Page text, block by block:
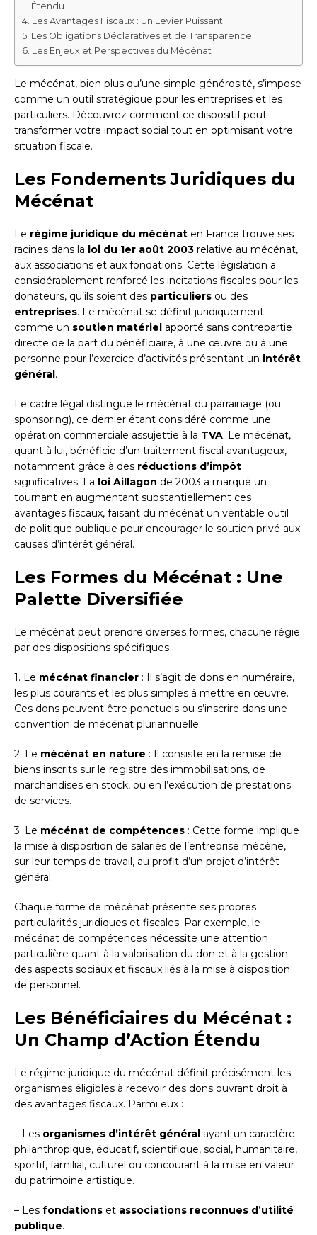
Étendu
Les Avantages Fiscaux : Un Levier Puissant
Les Obligations Déclaratives et de Transparence
Les Enjeux et Perspectives du Mécénat
Le mécénat, bien plus qu’une simple générosité, s’impose
comme un outil stratégique pour les entreprises et les
particuliers. Découvrez comment ce dispositif peut
transformer votre impact social tout en optimisant votre
situation fiscale.
Les Fondements Juridiques du
Mécénat
Le régime juridique du mécénat en France trouve ses
racines dans la loi du 1er août 2003 relative au mécénat,
aux associations et aux fondations. Cette législation a
considérablement renforcé les incitations fiscales pour les
donateurs, qu’ils soient des particuliers ou des
entreprises. Le mécénat se définit juridiquement
comme un soutien matériel apporté sans contrepartie
directe de la part du bénéficiaire, à une œuvre ou à une
personne pour l’exercice d’activités présentant un intérêt
général.
Le cadre légal distingue le mécénat du parrainage (ou
sponsoring), ce dernier étant considéré comme une
opération commerciale assujettie à la TVA. Le mécénat,
quant à lui, bénéficie d’un traitement fiscal avantageux,
notamment grâce à des réductions d’impôt
significatives. La loi Aillagon de 2003 a marqué un
tournant en augmentant substantiellement ces
avantages fiscaux, faisant du mécénat un véritable outil
de politique publique pour encourager le soutien privé aux
causes d’intérêt général.
Les Formes du Mécénat : Une
Palette Diversifiée
Le mécénat peut prendre diverses formes, chacune régie
par des dispositions spécifiques :
1. Le mécénat financier : Il s’agit de dons en numéraire,
les plus courants et les plus simples à mettre en œuvre.
Ces dons peuvent être ponctuels ou s’inscrire dans une
convention de mécénat pluriannuelle.
2. Le mécénat en nature : Il consiste en la remise de
biens inscrits sur le registre des immobilisations, de
marchandises en stock, ou en l’exécution de prestations
de services.
3. Le mécénat de compétences : Cette forme implique
la mise à disposition de salariés de l’entreprise mécène,
sur leur temps de travail, au profit d’un projet d’intérêt
général.
Chaque forme de mécénat présente ses propres
particularités juridiques et fiscales. Par exemple, le
mécénat de compétences nécessite une attention
particulière quant à la valorisation du don et à la gestion
des aspects sociaux et fiscaux liés à la mise à disposition
de personnel.
Les Bénéficiaires du Mécénat :
Un Champ d’Action Étendu
Le régime juridique du mécénat définit précisément les
organismes éligibles à recevoir des dons ouvrant droit à
des avantages fiscaux. Parmi eux :
– Les organismes d’intérêt général ayant un caractère
philanthropique, éducatif, scientifique, social, humanitaire,
sportif, familial, culturel ou concourant à la mise en valeur
du patrimoine artistique.
– Les fondations et associations reconnues d’utilité
publique.